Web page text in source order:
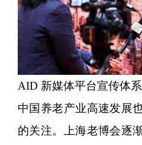
AID 新媒体平台宣传体系
中国养老产业高速发展
的关注。上海老博会逐